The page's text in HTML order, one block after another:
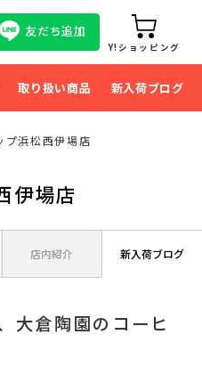
友だち追加
Y!ショッピング
取り扱い商品 新入荷ブログ
プ浜松西伊場店
伊場店
店内紹介 新入荷ブログ
大倉陶園のコーヒ